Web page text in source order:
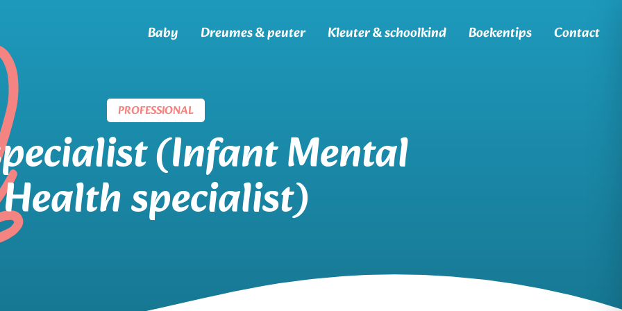
Baby Dreumes & peuter Kleuter & schoolkind Boekentips Contact
PROFESSIONAL
(Infant Mental
Health specialist)